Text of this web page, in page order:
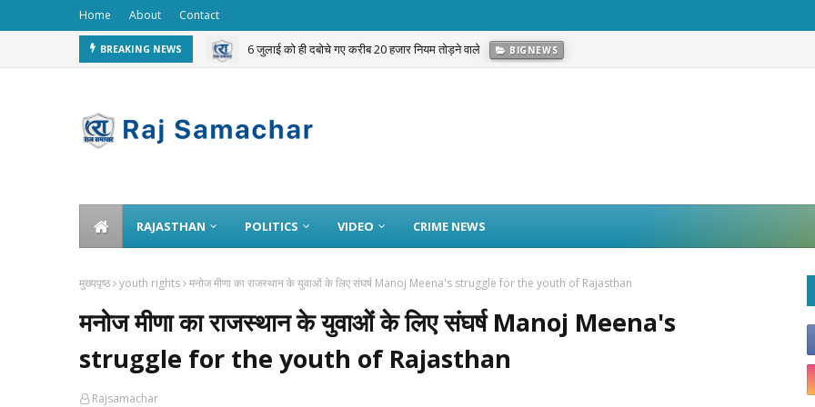
Home About Contact
BREAKING NEWS 6 जुलाई को ही दबोचे गए करीब 20 हजार नियम तोड़ने वाले BIGNEWS
RAJASTHAN POLITICS VIDEO CRIME NEWS
मुख्यपृष्ठ youth rights मनोज मीणा का राजस्थान के युवाओं के लिए संघर्ष Manoj Meena's struggle for the youth of Rajasthan
मनोज मीणा का राजस्थान के युवाओं के लिए संघर्ष Manoj Meena's
struggle for the youth of Rajasthan
Rajsamachar